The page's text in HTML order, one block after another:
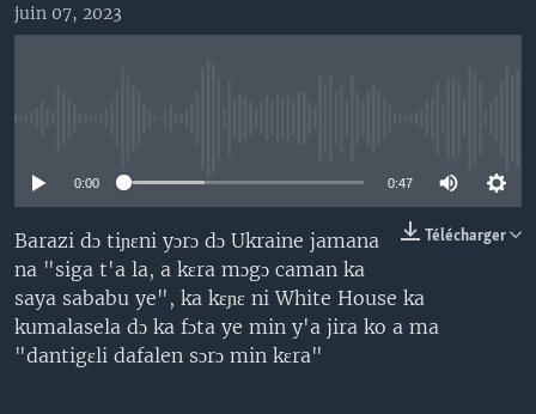
juin 07, 2023
0:00 0:47
Télécharger
Barazi dɔ tiɲɛni yɔrɔ dɔ Ukraine jamana
na "siga t'a la, a kɛra mɔgɔ caman ka
saya sababu ye", ka kɛɲɛ ni White House ka
kumalasela dɔ ka fɔta ye min y'a jira ko a ma
"dantigɛli dafalen sɔrɔ min kɛra"